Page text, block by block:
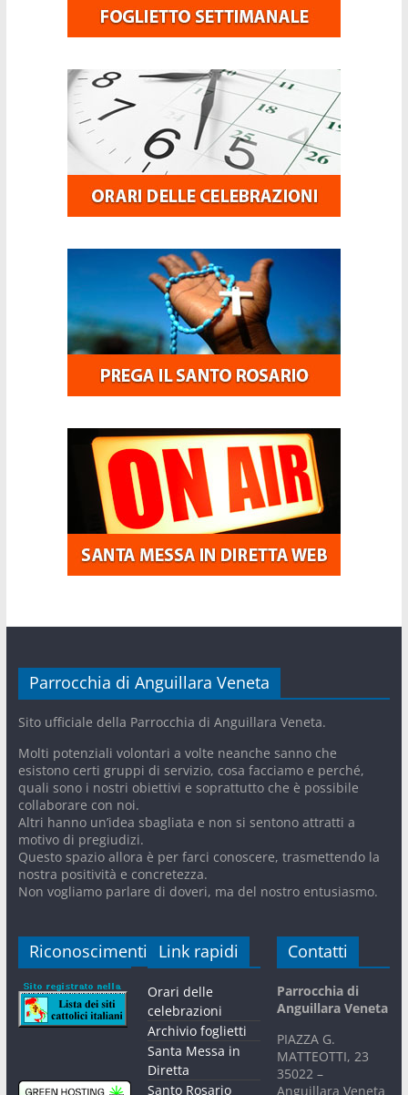
Parrocchia di Anguillara Veneta
Sito ufficiale della Parrocchia di Anguillara Veneta.
Molti potenziali volontari a volte neanche sanno che
esistono certi gruppi di servizio, cosa facciamo e perché,
quali sono i nostri obiettivi e soprattutto che è possibile
collaborare con noi.
Altri hanno un’idea sbagliata e non si sentono attratti a
motivo di pregiudizi.
Questo spazio allora è per farci conoscere, trasmettendo la
nostra positività e concretezza.
Non vogliamo parlare di doveri, ma del nostro entusiasmo.
Riconoscimenti Link rapidi
Orari delle
celebrazioni
Archivio foglietti
Santa Messa in
Diretta
Santo Rosario
Contatti
Parrocchia di
Anguillara Veneta
PIAZZA G.
MATTEOTTI, 23
35022 –
Anguillara Veneta